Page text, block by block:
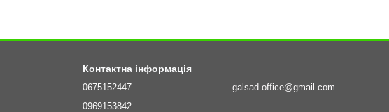
Контактна інформація
0675152447
0969153842
galsad.office@gmail.com